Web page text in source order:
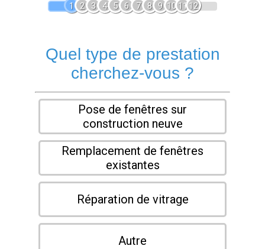
1 2 3 4 5 6 7 8 9 1011 12
Quel type de prestation
cherchez-vous ?
Pose de fenêtres sur
construction neuve
Remplacement de fenêtres
existantes
Réparation de vitrage
Autre